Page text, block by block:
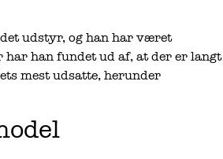
udstyr, og han har været
han fundet ud af, at der er langt
mest udsatte, herunder